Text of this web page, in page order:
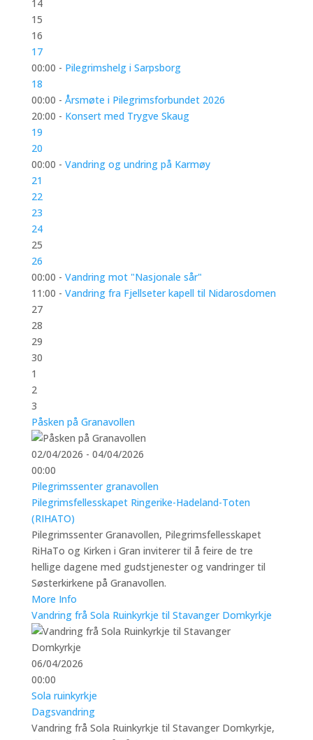
14
15
16
17
00:00 - Pilegrimshelg i Sarpsborg
18
00:00 - Årsmøte i Pilegrimsforbundet 2026
20:00 - Konsert med Trygve Skaug
19
20
00:00 - Vandring og undring på Karmøy
21
22
23
24
25
26
00:00 - Vandring mot "Nasjonale sår"
11:00 - Vandring fra Fjellseter kapell til Nidarosdomen
27
28
29
30
1
2
3
Påsken på Granavollen
02/04/2026 - 04/04/2026
00:00
Pilegrimssenter granavollen
Pilegrimsfellesskapet Ringerike-Hadeland-Toten
(RIHATO)
Pilegrimssenter Granavollen, Pilegrimsfellesskapet
RiHaTo og Kirken i Gran inviterer til å feire de tre
hellige dagene med gudstjenester og vandringer til
Søsterkirkene på Granavollen.
More Info
Vandring frå Sola Ruinkyrkje til Stavanger Domkyrkje
06/04/2026
00:00
Sola ruinkyrkje
Dagsvandring
Vandring frå Sola Ruinkyrkje til Stavanger Domkyrkje,